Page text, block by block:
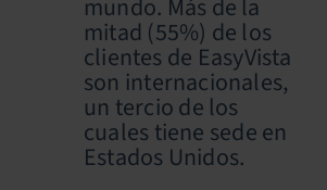
mundo. Más de la
mitad (55%) de los
clientes de EasyVista
son internacionales,
un tercio de los
cuales tiene sede en
Estados Unidos.